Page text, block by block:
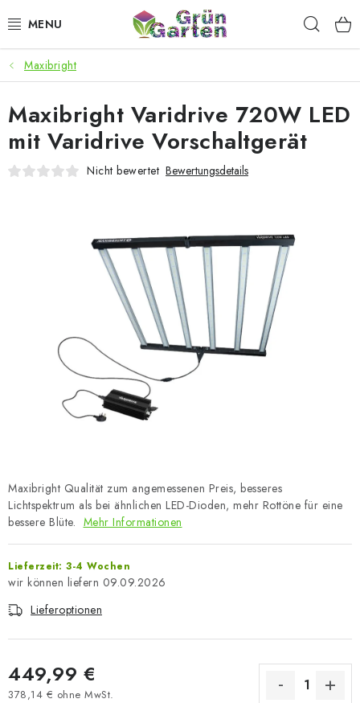
Inhalt
ANGEBOTE
LED PFLANZENLAMPEN
ANBAUBEDARF FÜR DEN HEIMANBAU
MICROGREENS
SMARTER GARTEN
Kaufberatung AGB
Blog
Datenschutzerklärung Impressum
Maxibright
Maxibright Qualität zum angemessenen Preis, besseres
Lichtspektrum als bei ähnlichen LED-Dioden, mehr Rottöne für eine
bessere Blüte. Mehr Informationen
Lieferzeit: 3-4 Wochen
09.09.2026
Lieferoptionen
449,99 €
378,14 € ohne MwSt.
Maxibright Varidrive 720W LED
mit Varidrive Vorschaltgerät
Nicht bewertet Bewertungsdetails